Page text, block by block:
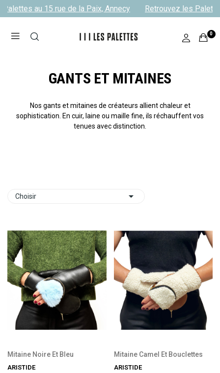
au 15 rue de la Paix, Annecy Retrouvez les
0
GANTS ET MITAINES
Nos gants et mitaines de créateurs allient chaleur et
sophistication. En cuir, laine ou maille fine, ils réchauffent vos
tenues avec distinction.
Choisir 
Mitaine Noire Et Bleu
ARISTIDE
Mitaine Camel Et Bouclettes
ARISTIDE